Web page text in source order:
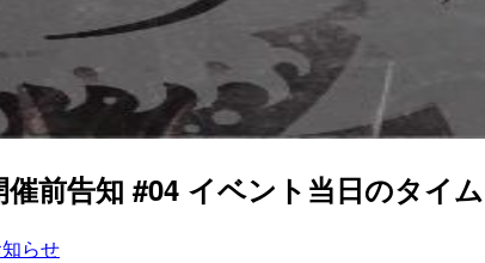
催前告知 #04 イベント当日のタ
らせ